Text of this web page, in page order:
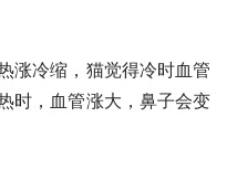
涨冷缩，猫觉得冷时血管
时，血管涨大，鼻子会变